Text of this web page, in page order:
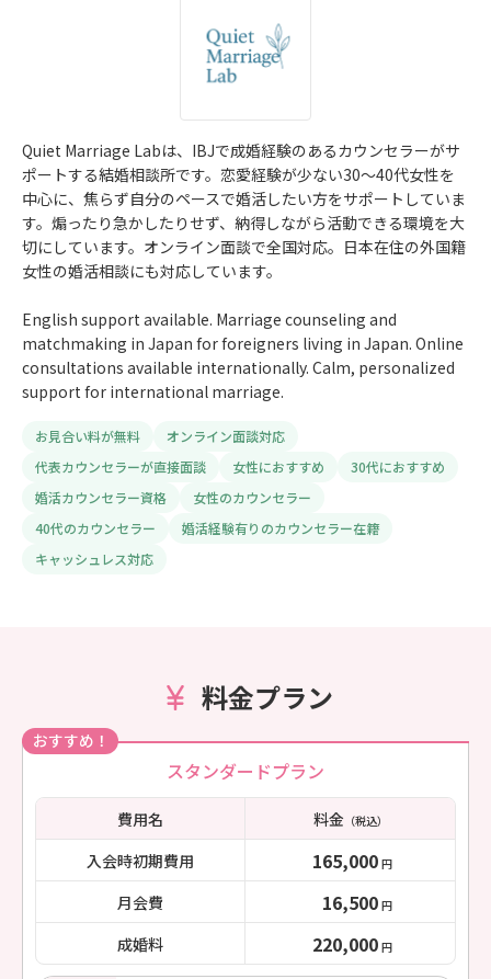
Quiet Marriage Labは、IBJで成婚経験のあるカウンセラーがサ
ポートする結婚相談所です。恋愛経験が少ない30～40代女性を
中心に、焦らず自分のペースで婚活したい方をサポートしていま
す。煽ったり急かしたりせず、納得しながら活動できる環境を大
切にしています。オンライン面談で全国対応。日本在住の外国籍
女性の婚活相談にも対応しています。
English support available. Marriage counseling and
matchmaking in Japan for foreigners living in Japan. Online
consultations available internationally. Calm, personalized
support for international marriage.
お見合い料が無料
オンライン面談対応
代表カウンセラーが直接面談
女性におすすめ
30代におすすめ
婚活カウンセラー資格
女性のカウンセラー
40代のカウンセラー
婚活経験有りのカウンセラー在籍
キャッシュレス対応
料金プラン
おすすめ！
スタンダードプラン
費用名 料金（税込）
入会時初期費用 165,000 円
月会費 16,500 円
成婚料 220,000 円